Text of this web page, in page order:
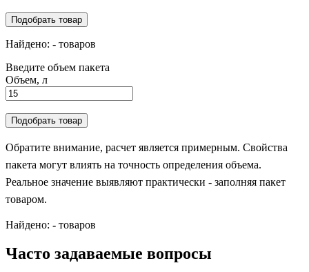
Подобрать товар
Найдено: - товаров
Введите объем пакета
Объем, л
Подобрать товар
Обратите внимание, расчет является примерным. Свойства
пакета могут влиять на точность определения объема.
Реальное значение выявляют практически - заполняя пакет
товаром.
Найдено: - товаров
Часто задаваемые вопросы